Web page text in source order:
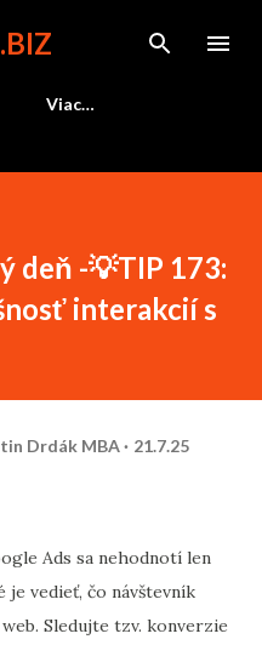
obsah
Viac…
deň -💡TIP 173:
interakcií s
Drdák MBA 21.7.25
Ads sa nehodnotí len
vedieť, čo návštevník
Sledujte tzv. konverzie